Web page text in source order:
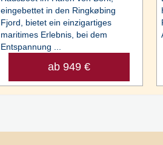
eingebettet in den Ringkøbing
Fjord, bietet ein einzigartiges
maritimes Erlebnis, bei dem
Entspannung ...
ab 949 €